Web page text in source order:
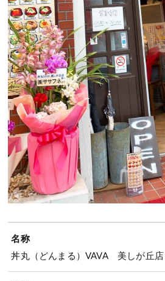
名称
丼丸（どんまる）VAVA 美しが丘店